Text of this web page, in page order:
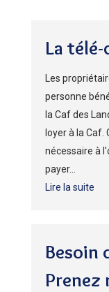
La
Les
personne
la Caf des
loyer à la
nécessaire à
payer...
Lire la suite
Besoin
Prenez